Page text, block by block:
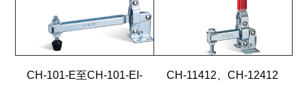
CH-101-E至CH-101-EI-
CH-11412、CH-12412